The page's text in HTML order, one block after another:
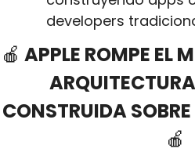
developers
🍎 APPLE ROMPE EL
🍎